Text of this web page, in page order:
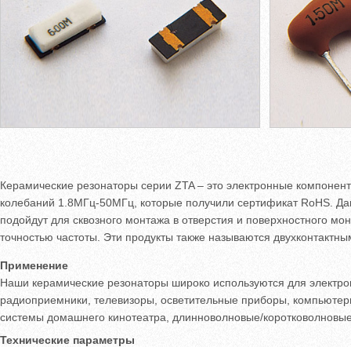
Керамические резонаторы серии ZTA – это электронные
колебаний 1.8МГц-50МГц, которые получили сертификат RoHS.
подойдут для сквозного монтажа в отверстия и поверхностного
точностью частоты. Эти продукты также называются
Применение
Наши керамические резонаторы широко используются для
радиоприемники, телевизоры, осветительные приборы,
системы домашнего кинотеатра, длинноволновые/
Технические параметры